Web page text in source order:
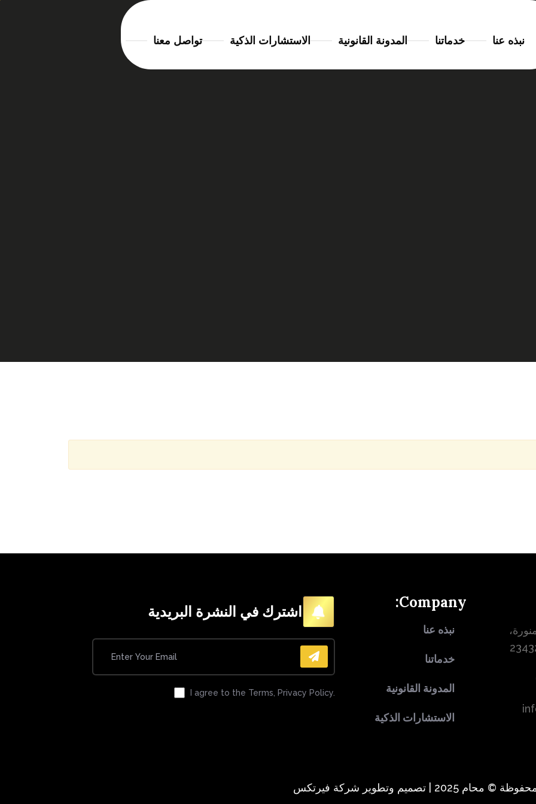
نبذه عنا خدماتنا المدونة القانونية الاستشارات الذكية تواصل معنا
Company:
نبذه عنا
خدماتنا
المدونة القانونية
الاستشارات الذكية
اشترك في النشرة البريدية
I agree to the Terms, Privacy Policy.
| تصميم وتطوير شركة فيرتكس